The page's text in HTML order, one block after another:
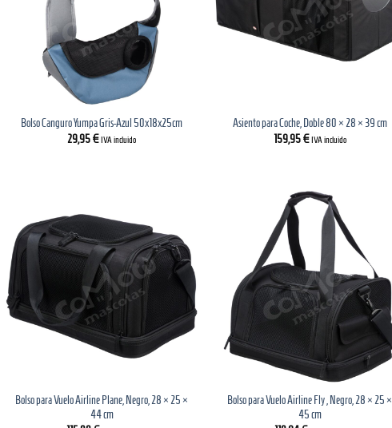
Bolso Canguro Yumpa Gris-Azul 50x18x25cm
29,95€ IVA incluido
Asiento para Coche, Doble 80 × 28 × 39 cm
159,95€ IVA incluido
Bolso para Vuelo Airline Plane, Negro, 28 × 25 ×
44 cm
Bolso para Vuelo Airline Fly , Negro, 28 × 25 ×
45 cm